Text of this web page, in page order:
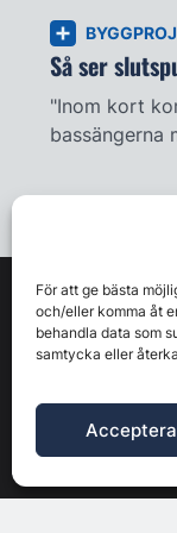
För att ge bästa
och/eller komma åt
behandla data som
samtycka eller
Acceptera
Så ser
"Inom kort
bassängerna